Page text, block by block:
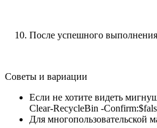
После успешного
Советы и вариации
Если не хотите видеть
Clear-RecycleBin -
Для многопользовательской